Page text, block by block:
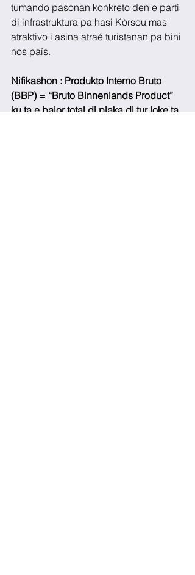
tumando pasonan konkreto den e parti
di infrastruktura pa hasi Kòrsou mas
atraktivo i asina atraé turistanan pa bini
nos país.
Nifikashon : Produkto Interno Bruto
(BBP) = “Bruto Binnenlands Product”
ku ta e balor total di plaka di tur loke ta